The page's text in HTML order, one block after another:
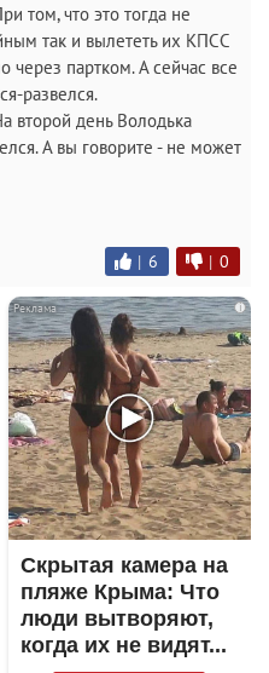
том, что это тогда не
так и вылететь их КПСС
через партком. А сейчас все
развелся.
второй день Володька
А вы говорите - не может
| 6 | 0
i
Скрытая камера на
пляже Крыма: Что
люди вытворяют,
когда их не видят...